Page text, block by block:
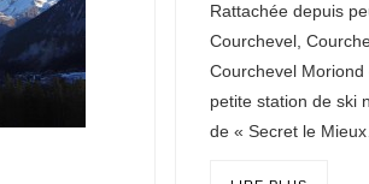
Rattachée depuis
Courchevel,
Courchevel
petite station de ski
de « Secret le